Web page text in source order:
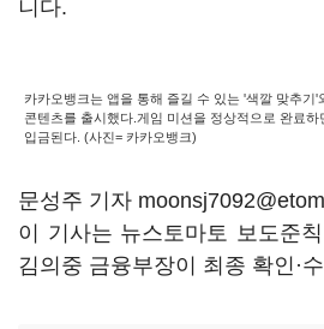
니다.
카카오뱅크는 앱을 통해 즐길 수 있는 '색깔 맞추기'
콘텐츠를 출시했다.게임 미션을 정상적으로 완료
입금된다. (사진= 카카오뱅크)
문성주 기자
이 기사는 뉴스토마토 보도준
김의중 금융부장이 최종 확인·